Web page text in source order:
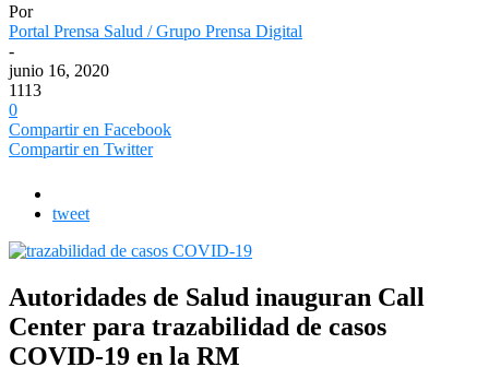
Por
Portal Prensa Salud / Grupo Prensa Digital
-
junio 16, 2020
1113
0
Compartir en Facebook
Compartir en Twitter
tweet
Autoridades de Salud inauguran Call
Center para trazabilidad de casos
COVID-19 en la RM